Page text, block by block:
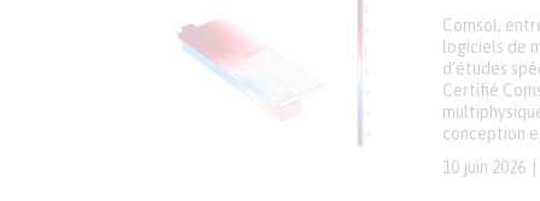
10 juin 2026
Comsol,
logiciels de
d’études
Certifié
conception